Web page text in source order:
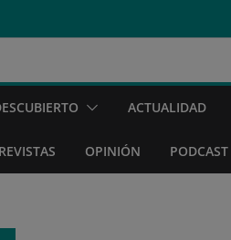
ACTUALIDAD
OPINIÓN PODCAST